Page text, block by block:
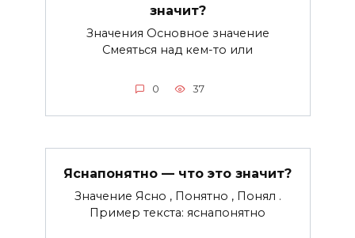
значит?
Значения Основное значение
Смеяться над кем-то или
0 37
Яснапонятно — что это значит?
Значение Ясно , Понятно , Понял .
Пример текста: яснапонятно